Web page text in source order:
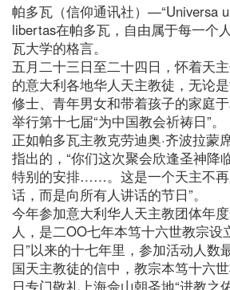
帕多瓦（信仰通讯社）—“Universa
libertas在帕多瓦，自由属于每一个
瓦大学的格言。
五月二十三日至二十四日，怀着天
的意大利各地华人天主教徒，无论是
修士、青年男女和带着孩子的家庭
举行第十七届“为中国教会祈祷日”。
正如帕多瓦主教克劳迪奥·齐波拉蒙
指出的，“你们这次聚会欣逢圣神降
特别的安排……。这是一个天主不
话，而是向所有人讲话的节日”。
今年参加意大利华人天主教团体年
人，是二OO七年本笃十六世教宗设
日”以来的十七年里，参加活动人数
国天主教徒的信中，教宗本笃十六
日专门敬礼上海佘山朝圣地“进教之